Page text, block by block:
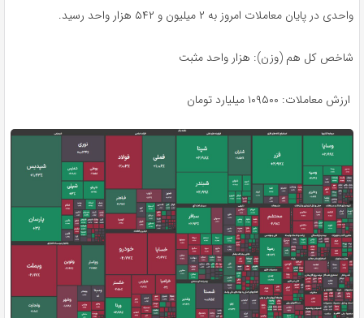
واحدی در پایان معاملات امروز به ۲ میلیون و ۵۴۲ هزار واحد رسید.
شاخص کل هم (وزن): هزار واحد مثبت
ارزش معاملات: ۱۰۹۵۰۰ میلیارد تومان